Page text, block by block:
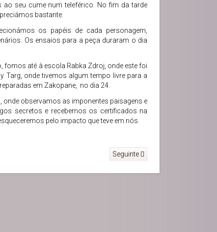
seu cume num teleférico. No fim da tarde
bastante.
os papéis de cada personagem,
Os ensaios para a peça duraram o dia
até à escola Rabka Zdroj, onde este foi
Targ, onde tivemos algum tempo livre para a
em Zakopane, no dia 24.
observamos as imponentes paisagens e
secretos e recebemos os certificados na
pelo impacto que teve em nós.
Seguinte